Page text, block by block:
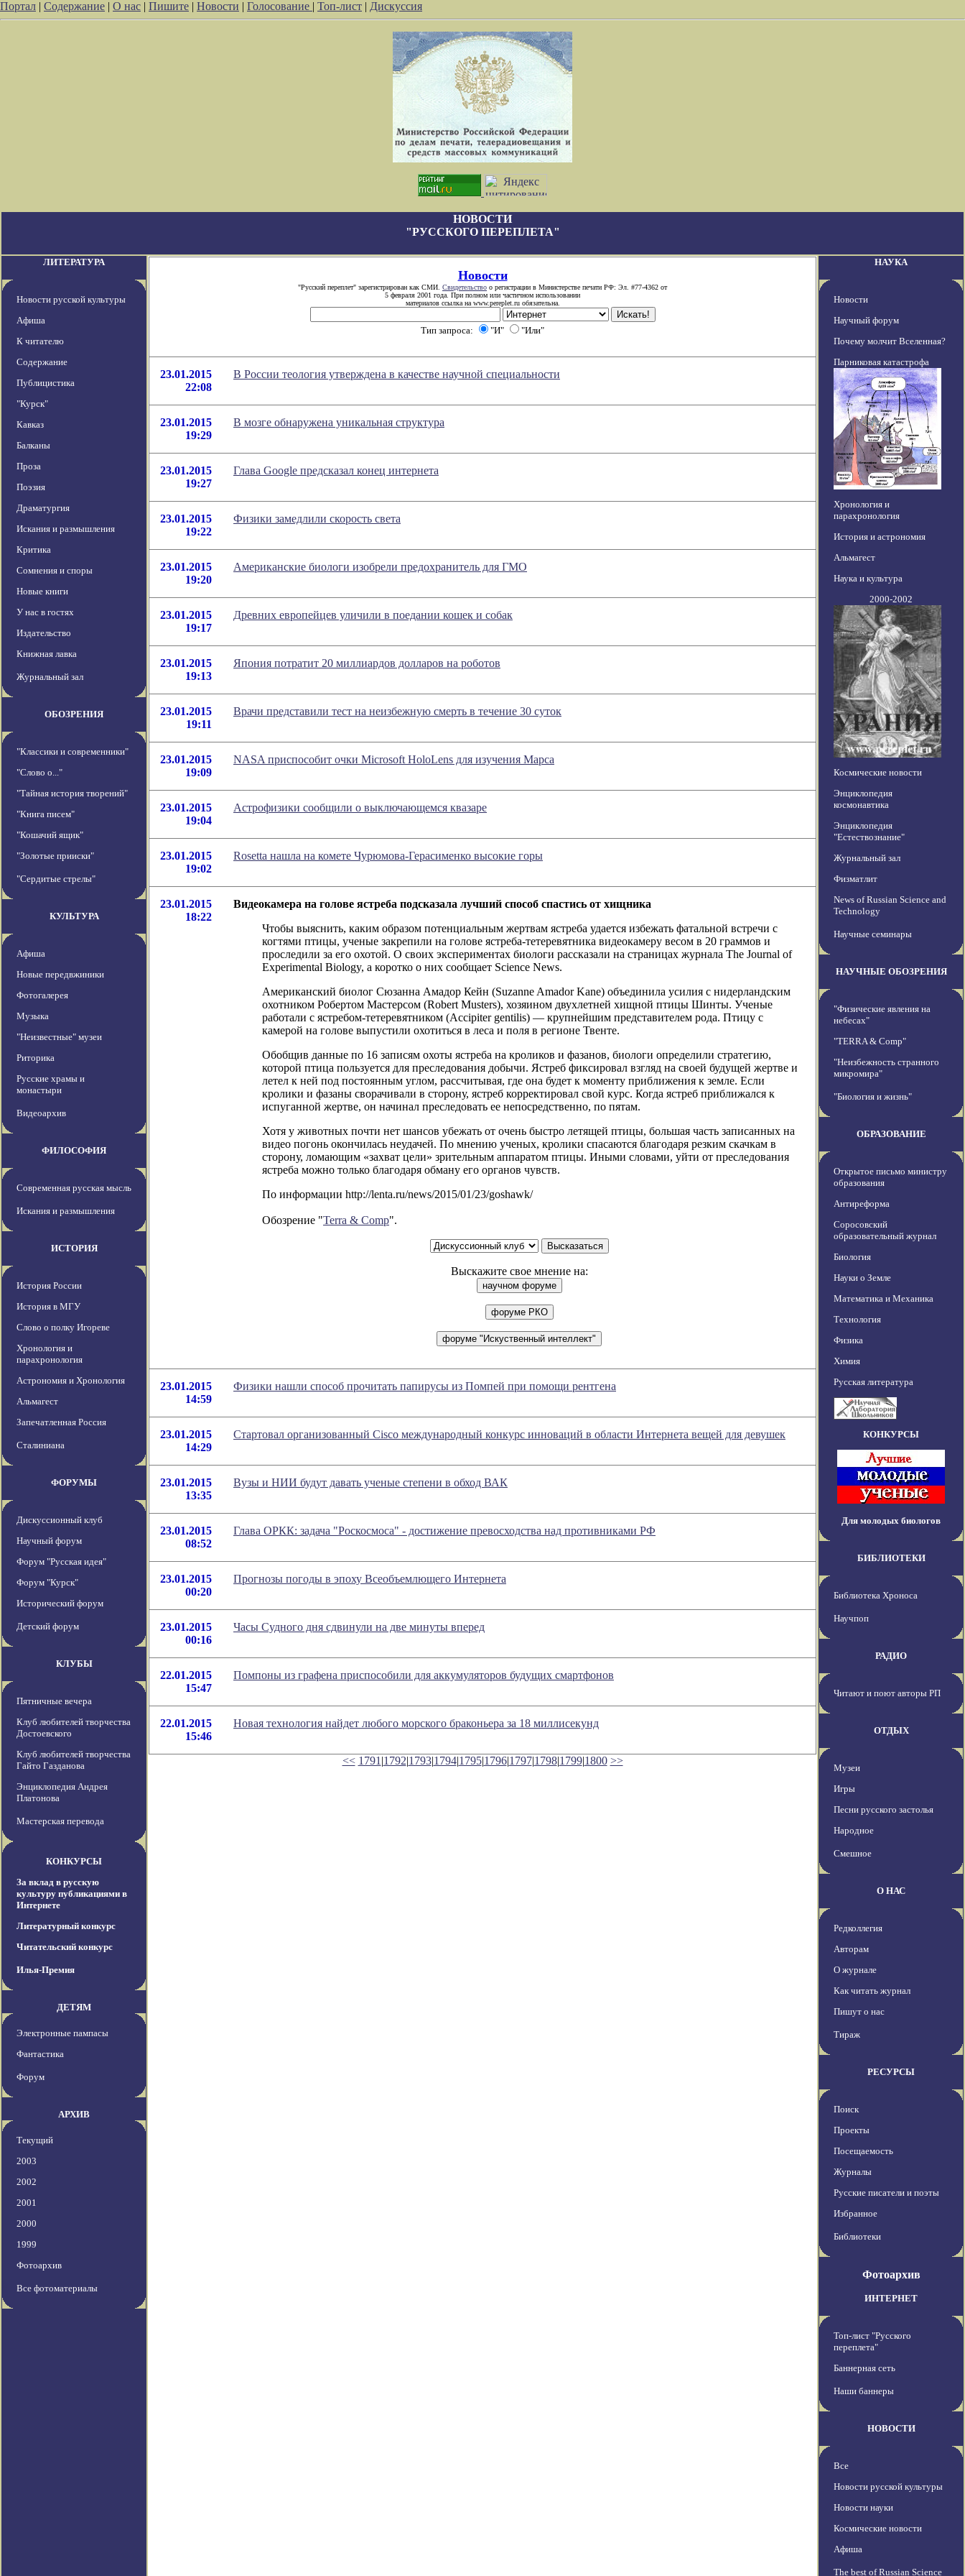
Портал | Содержание | О нас | Пишите | Новости | Голосование | Топ-лист | Дискуссия
НОВОСТИ
"РУССКОГО ПЕРЕПЛЕТА"
ЛИТЕРАТУРА
Новости русской культуры
Афиша
К читателю
Содержание
Публицистика
"Курск"
Кавказ
Балканы
Проза
Поэзия
Драматургия
Искания и размышления
Критика
Сомнения и споры
Новые книги
У нас в гостях
Издательство
Книжная лавка
Журнальный зал
ОБОЗРЕНИЯ
"Классики и современники"
"Слово о..."
"Тайная история творений"
"Книга писем"
"Кошачий ящик"
"Золотые прииски"
"Сердитые стрелы"
КУЛЬТУРА
Афиша
Новые передвжиники
Фотогалерея
Музыка
"Неизвестные" музеи
Риторика
Русские храмы и
монастыри
Видеоархив
ФИЛОСОФИЯ
Современная русская мысль
Искания и размышления
ИСТОРИЯ
История России
История в МГУ
Слово о полку Игореве
Хронология и
парахронология
Астрономия и Хронология
Альмагест
Запечатленная Россия
Сталиниана
ФОРУМЫ
Дискуссионный клуб
Научный форум
Форум "Русская идея"
Форум "Курск"
Исторический форум
Детский форум
КЛУБЫ
Пятничные вечера
Клуб любителей творчества
Достоевского
Клуб любителей творчества
Гайто Газданова
Энциклопедия Андрея
Платонова
Мастерская перевода
КОНКУРСЫ
За вклад в русскую
культуру публикациями в
Интернете
Литературный конкурс
Читательский конкурс
Илья-Премия
ДЕТЯМ
Электронные пампасы
Фантастика
Форум
АРХИВ
Текущий
2003
2002
2001
2000
1999
Фотоархив
Все фотоматериалы
Новости
"Русский переплет" зарегистрирован как СМИ. Свидетельство о регистрации в Министерстве печати РФ: Эл. #77-4362 от
5 февраля 2001 года. При полном или частичном использовании
материалов ссылка на www.pereplet.ru обязательна.
Тип запроса: "И" "Или"
23.01.2015
22:08
В России теология утверждена в качестве научной специальности
23.01.2015
19:29
В мозге обнаружена уникальная структура
23.01.2015
19:27
Глава Google предсказал конец интернета
23.01.2015
19:22
Физики замедлили скорость света
23.01.2015
19:20
Американские биологи изобрели предохранитель для ГМО
23.01.2015
19:17
Древних европейцев уличили в поедании кошек и собак
23.01.2015
19:13
Япония потратит 20 миллиардов долларов на роботов
23.01.2015
19:11
Врачи представили тест на неизбежную смерть в течение 30 суток
23.01.2015
19:09
NASA приспособит очки Microsoft HoloLens для изучения Марса
23.01.2015
19:04
Астрофизики сообщили о выключающемся квазаре
23.01.2015
19:02
Rosetta нашла на комете Чурюмова-Герасименко высокие горы
23.01.2015
18:22
Видеокамера на голове ястреба подсказала лучший способ спастись от хищника
Чтобы выяснить, каким образом потенциальным жертвам ястреба удается избежать фатальной встречи с
когтями птицы, ученые закрепили на голове ястреба-тетеревятника видеокамеру весом в 20 граммов и
проследили за его охотой. О своих экспериментах биологи рассказали на страницах журнала The Journal of
Experimental Biology, а коротко о них сообщает Science News.
Американский биолог Сюзанна Амадор Кейн (Suzanne Amador Kane) объединила усилия с нидерландским
охотником Робертом Мастерсом (Robert Musters), хозяином двухлетней хищной птицы Шинты. Ученые
работали с ястребом-тетеревятником (Accipiter gentilis) — крупнейшим представителем рода. Птицу с
камерой на голове выпустили охотиться в леса и поля в регионе Твенте.
Обобщив данные по 16 записям охоты ястреба на кроликов и фазанов, биологи определили стратегию,
которой птица пользуется для преследования добычи. Ястреб фиксировал взгляд на своей будущей жертве и
летел к ней под постоянным углом, рассчитывая, где она будет к моменту приближения к земле. Если
кролики и фазаны сворачивали в сторону, ястреб корректировал свой курс. Когда ястреб приближался к
испуганной жертве, он начинал преследовать ее непосредственно, по пятам.
Хотя у животных почти нет шансов убежать от очень быстро летящей птицы, большая часть записанных на
видео погонь окончилась неудачей. По мнению ученых, кролики спасаются благодаря резким скачкам в
сторону, ломающим «захват цели» зрительным аппаратом птицы. Иными словами, уйти от преследования
ястреба можно только благодаря обману его органов чувств.
По информации http://lenta.ru/news/2015/01/23/goshawk/
Обозрение "Terra & Comp".
Выскажите свое мнение на:
23.01.2015
14:59
Физики нашли способ прочитать папирусы из Помпей при помощи рентгена
23.01.2015
14:29
Стартовал организованный Cisco международный конкурс инноваций в области Интернета вещей для девушек
23.01.2015
13:35
Вузы и НИИ будут давать ученые степени в обход ВАК
23.01.2015
08:52
Глава ОРКК: задача "Роскосмоса" - достижение превосходства над противниками РФ
23.01.2015
00:20
Прогнозы погоды в эпоху Всеобъемлющего Интернета
23.01.2015
00:16
Часы Судного дня сдвинули на две минуты вперед
22.01.2015
15:47
Помпоны из графена приспособили для аккумуляторов будущих смартфонов
22.01.2015
15:46
Новая технология найдет любого морского браконьера за 18 миллисекунд
<< 1791 |1792|1793|1794|1795|1796|1797|1798|1799|1800 >>
НАУКА
Новости
Научный форум
Почему молчит Вселенная?
Парниковая катастрофа
Хронология и
парахронология
История и астрономия
Альмагест
Наука и культура
2000-2002
Космические новости
Энциклопедия
космонавтика
Энциклопедия
"Естествознание"
Журнальный зал
Физматлит
News of Russian Science and
Technology
Научные семинары
НАУЧНЫЕ ОБОЗРЕНИЯ
"Физические явления на
небесах"
"TERRA & Comp"
"Неизбежность странного
микромира"
"Биология и жизнь"
ОБРАЗОВАНИЕ
Открытое письмо министру
образования
Антиреформа
Соросовский
образовательный журнал
Биология
Науки о Земле
Математика и Механика
Технология
Физика
Химия
Русская литература
КОНКУРСЫ
Для молодых биологов
БИБЛИОТЕКИ
Библиотека Хроноса
Научпоп
РАДИО
Читают и поют авторы РП
ОТДЫХ
Музеи
Игры
Песни русского застолья
Народное
Смешное
О НАС
Редколлегия
Авторам
О журнале
Как читать журнал
Пишут о нас
Тираж
РЕСУРСЫ
Поиск
Проекты
Посещаемость
Журналы
Русские писатели и поэты
Избранное
Библиотеки
Фотоархив
ИНТЕРНЕТ
Топ-лист "Русского
переплета"
Баннерная сеть
Наши баннеры
НОВОСТИ
Все
Новости русской культуры
Новости науки
Космические новости
Афиша
The best of Russian Science